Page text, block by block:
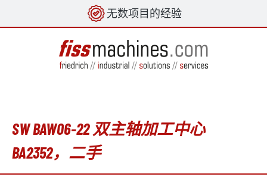
无数项目的经验
SW BAW06-22 双主轴加工中心
BA2352，二手